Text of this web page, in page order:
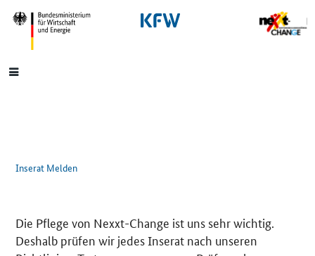
SrOnlyNavigation
Hauptmenü
Inserat Melden
Die Pflege von Nexxt-Change ist uns sehr wichtig.
Deshalb prüfen wir jedes Inserat nach unseren